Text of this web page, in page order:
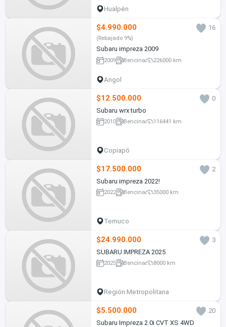
Hualpén
$4.990.000 16
(Rebajado 9%)
Subaru impreza 2009
2009 Bencina 226000 km
Angol
$12.500.000
0
Subaru wrx turbo
2010 Bencina 116441 km
Copiapó
$17.500.000
2
Subaru impreza 2022!
2022 Bencina 35000 km
Temuco
$24.990.000
3
SUBARU IMPREZA 2025
2025 Bencina 8000 km
Región Metropolitana
$5.500.000
20
Subaru Impreza 2.0i CVT XS 4WD